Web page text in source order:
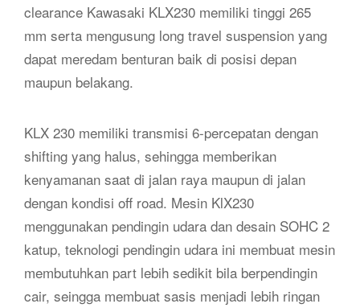
clearance Kawasaki KLX230 memiliki tinggi 265
mm serta mengusung long travel suspension yang
dapat meredam benturan baik di posisi depan
maupun belakang.
KLX 230 memiliki transmisi 6-percepatan dengan
shifting yang halus, sehingga memberikan
kenyamanan saat di jalan raya maupun di jalan
dengan kondisi off road. Mesin KlX230
menggunakan pendingin udara dan desain SOHC 2
katup, teknologi pendingin udara ini membuat mesin
membutuhkan part lebih sedikit bila berpendingin
cair, seingga membuat sasis menjadi lebih ringan